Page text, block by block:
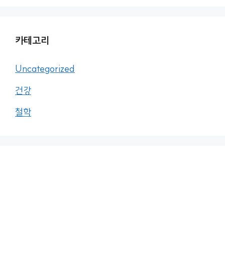
카테고리
Uncategorized
건강
철학